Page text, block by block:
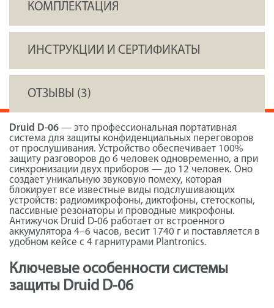
КОМПЛЕКТАЦИЯ
ИНСТРУКЦИИ И СЕРТИФИКАТЫ
ОТЗЫВЫ (3)
Druid D-06 — это профессиональная портативная
система для защиты конфиденциальных переговоров
от прослушивания. Устройство обеспечивает 100%
защиту разговоров до 6 человек одновременно, а при
синхронизации двух приборов — до 12 человек. Оно
создает уникальную звуковую помеху, которая
блокирует все известные виды подслушивающих
устройств: радиомикрофоны, диктофоны, стетоскопы,
пассивные резонаторы и проводные микрофоны.
Антижучок Druid D-06 работает от встроенного
аккумулятора 4–6 часов, весит 1740 г и поставляется в
удобном кейсе с 4 гарнитурами Plantronics.
Ключевые особенности системы
защиты Druid D-06